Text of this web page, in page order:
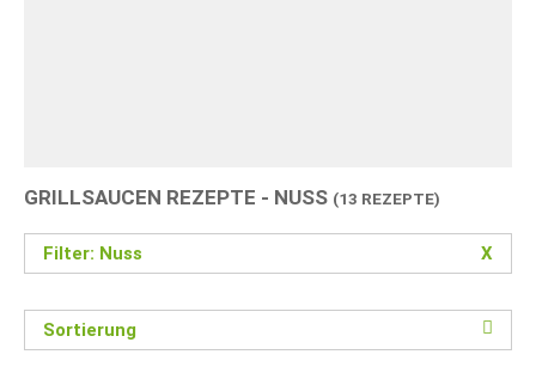
GRILLSAUCEN REZEPTE - NUSS (13 REZEPTE)
Filter: Nuss X
Sortierung